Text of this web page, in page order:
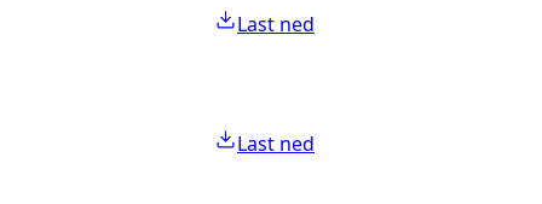
Last ned
Last ned